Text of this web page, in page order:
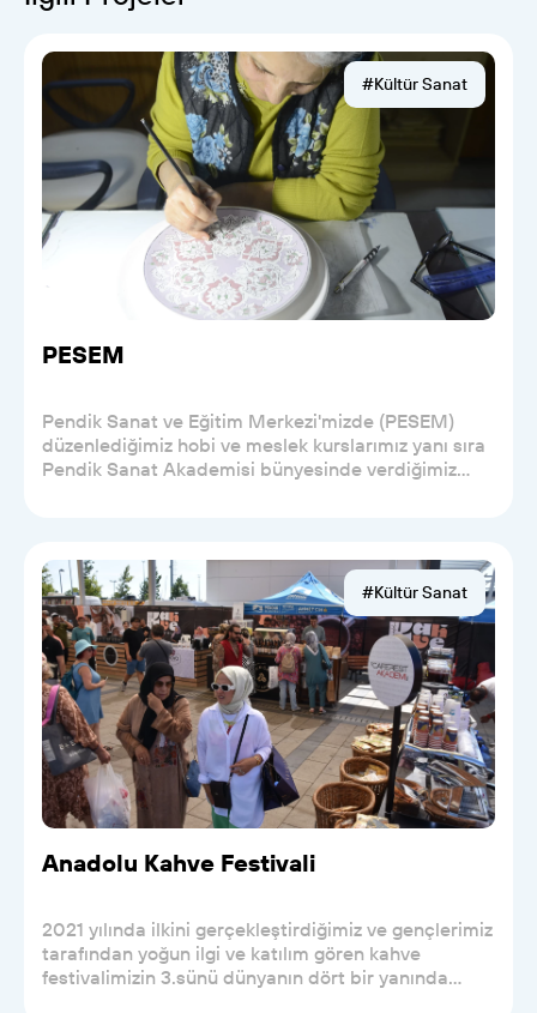
#Kültür Sanat
PESEM
Pendik Sanat ve Eğitim Merkezi'mizde (PESEM)
düzenlediğimiz hobi ve meslek kurslarımız yanı sıra
Pendik Sanat Akademisi bünyesinde verdiğimiz
#Kültür Sanat
Anadolu Kahve Festivali
2021 yılında ilkini gerçekleştirdiğimiz ve gençlerimiz
tarafından yoğun ilgi ve katılım gören kahve
festivalimizin 3.sünü dünyanın dört bir yanında...